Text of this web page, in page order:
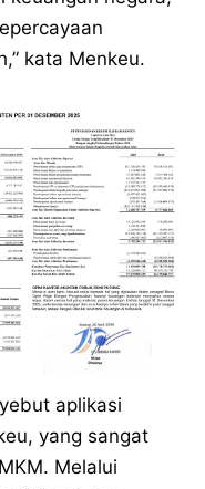
kata Menkeu.
aplikasi
yang sangat
Melalui